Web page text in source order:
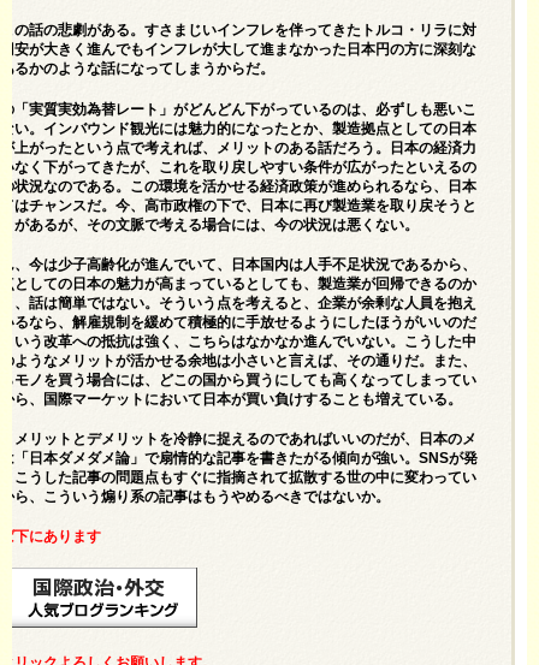
の話の悲劇がある。すさまじいインフレを伴ってきたトルコ・リラに対
安が大きく進んでもインフレが大して進まなかった日本円の方に深刻な
るかのような話になってしまうからだ。
「実質実効為替レート」がどんどん下がっているのは、必ずしも悪いこ
い。インバウンド観光には魅力的になったとか、製造拠点としての日本
上がったという点で考えれば、メリットのある話だろう。日本の経済力
なく下がってきたが、これを取り戻しやすい条件が広がったといえるの
状況なのである。この環境を活かせる経済政策が進められるなら、日本
はチャンスだ。今、高市政権の下で、日本に再び製造業を取り戻そうと
があるが、その文脈で考える場合には、今の状況は悪くない。
、今は少子高齢化が進んでいて、日本国内は人手不足状況であるから、
としての日本の魅力が高まっているとしても、製造業が回帰できるのか
、話は簡単ではない。そういう点を考えると、企業が余剰な人員を抱え
るなら、解雇規制を緩めて積極的に手放せるようにしたほうがいいのだ
いう改革への抵抗は強く、こちらはなかなか進んでいない。こうした中
ようなメリットが活かせる余地は小さいと言えば、その通りだ。また、
モノを買う場合には、どこの国から買うにしても高くなってしまってい
ら、国際マーケットにおいて日本が買い負けすることも増えている。
メリットとデメリットを冷静に捉えるのであればいいのだが、日本のメ
「日本ダメダメ論」で扇情的な記事を書きたがる傾向が強い。SNSが発
こうした記事の問題点もすぐに指摘されて拡散する世の中に変わってい
ら、こういう煽り系の記事はもうやめるべきではないか。
下にあります